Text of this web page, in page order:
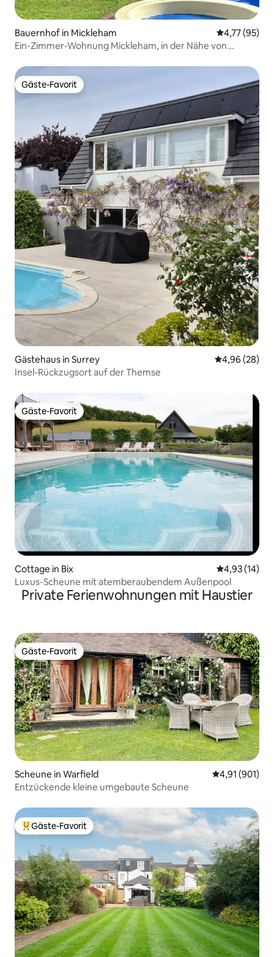
Bauernhof in Mickleham
4,77 (95)
Ein-Zimmer-Wohnung Mickleham, in der Nähe von
Gäste-Favorit
Gäste-Favorit
Gästehaus in Surrey
4,96 (28)
Insel-Rückzugsort auf der Themse
Gäste-Favorit
Gäste-Favorit
Cottage in Bix
4,93 (14)
Luxus-Scheune mit atemberaubendem Außenpool
Private Ferienwohnungen mit Haustier
Gäste-Favorit
Gäste-Favorit
Scheune in Warfield
4,91 (901)
Entzückende kleine umgebaute Scheune
Beliebter Gäste-Favorit.
Gäste-Favorit